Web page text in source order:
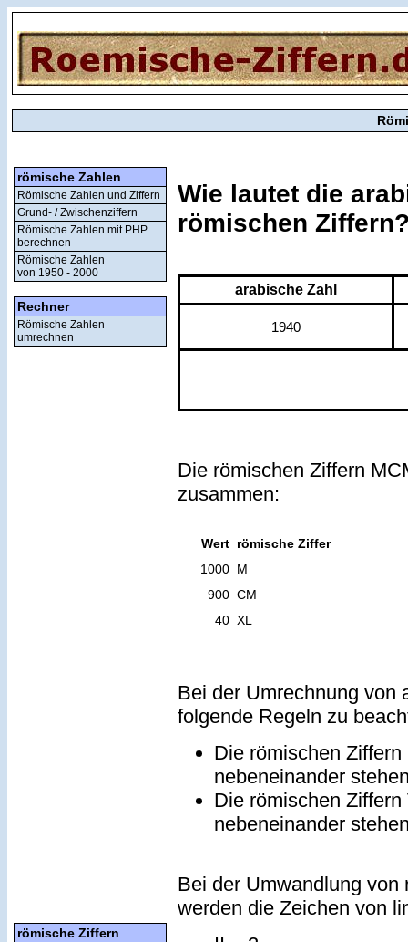
römische Zahlen
Römische Zahlen und Ziffern
Grund- / Zwischenziffern
Römische Zahlen mit PHP
berechnen
Römische Zahlen
von 1950 - 2000
Rechner
Römische Zahlen
umrechnen
römische Ziffern
Wie lautet die
römischen
arabische Zahl
1940
Die römischen Ziffern
zusammen:
Wert römische Ziffer
1000 M
900 CM
40 XL
Bei der Umrechnung von
folgende Regeln zu
Die römischen
nebeneinander
Die römischen
nebeneinander
Bei der Umwandlung von
werden die Zeichen von